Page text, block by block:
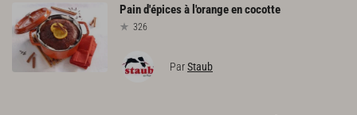
Paind'épicesà l'orangeencocotte
326
ParStaub